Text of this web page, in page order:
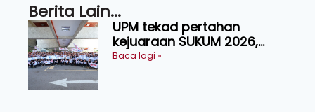
Berita Lain...
UPM tekad pertahan
kejuaraan SUKUM 2026,
sasar 16 pingat emas
Baca lagi »